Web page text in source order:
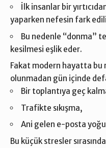
İlk insanlar bir
yaparken nefesin fark
Bu nedenle “donma”
kesilmesi eşlik eder.
Fakat modern hayatta bu
olunmadan gün içinde
Bir toplantıya geç
Trafikte sıkışma,
Ani gelen e-posta
Bu küçük stresler